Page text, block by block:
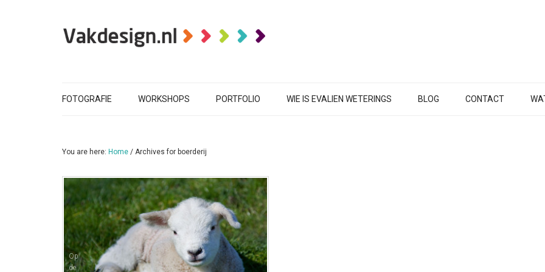
FOTOGRAFIE WORKSHOPS PORTFOLIO WIE IS EVALIEN WETERINGS BLOG CONTACT
You are here: Home / Archives for boerderij
Op
de